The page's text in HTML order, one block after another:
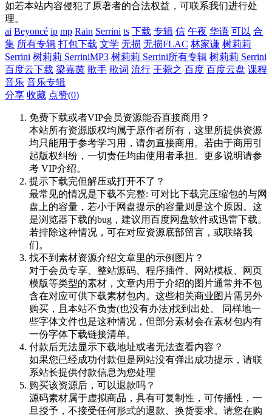
如若本站内容侵犯了原著者的合法权益，可联系我们进行处
理。
ai Beyoncé ip mp Rain Serrini ts 下载 专辑 信 午夜 华语 可以 合
集 所有专辑 打包下载 文学 无损 无损FLAC 林家谦 树莉莉
Serrini 树莉莉 SerriniMP3 树莉莉 Serrini所有专辑 树莉莉 Serrini
百度云下载 梁嘉茵 歌手 歌词 流行 王菀之 百度 百度云盘 课程
音乐 音乐专辑
分享 收藏 点赞(0)
免费下载或者VIP会员资源能否直接商用？
本站所有资源版权均属于原作者所有，这里所提供资源
均只能用于参考学习用，请勿直接商用。若由于商用引
起版权纠纷，一切责任均由使用者承担。更多说明请参
考 VIP介绍。
提示下载完但解压或打开不了？
最常见的情况是下载不完整: 可对比下载完压缩包的与网
盘上的容量，若小于网盘提示的容量则是这个原因。这
是浏览器下载的bug，建议用百度网盘软件或迅雷下载。
若排除这种情况，可在对应资源底部留言，或联络我
们。
找不到素材资源介绍文章里的示例图片？
对于会员专享、整站源码、程序插件、网站模板、网页
模版等类型的素材，文章内用于介绍的图片通常并不包
含在对应可供下载素材包内。这些相关商业图片需另外
购买，且本站不负责(也没有办法)找到出处。 同样地一
些字体文件也是这种情况，但部分素材会在素材包内有
一份字体下载链接清单。
付款后无法显示下载地址或者无法查看内容？
如果您已经成功付款但是网站没有弹出成功提示，请联
系站长提供付款信息为您处理
购买该资源后，可以退款吗？
源码素材属于虚拟商品，具有可复制性，可传播性，一
旦授予，不接受任何形式的退款、换货要求。请您在购